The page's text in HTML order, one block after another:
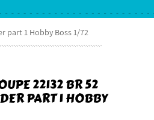
part 1 Hobby Boss 1/72
22132 BR 52
PART 1 HOBBY